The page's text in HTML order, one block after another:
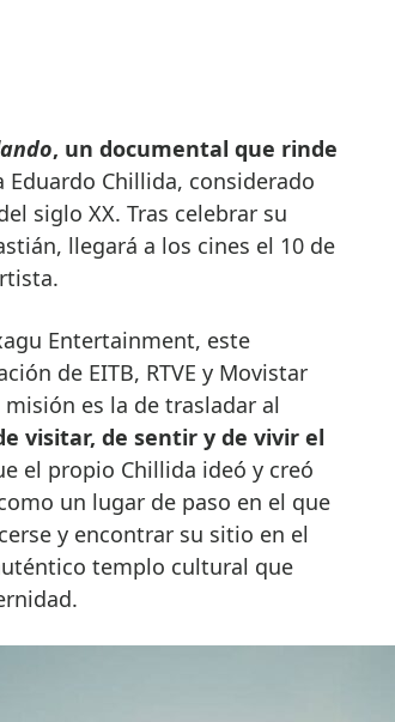
, un documental que rinde
Eduardo Chillida, considerado
siglo XX. Tras celebrar su
llegará a los cines el 10 de
Entertainment, este
de EITB, RTVE y Movistar
es la de trasladar al
visitar, de sentir y de vivir el
el propio Chillida ideó y creó
un lugar de paso en el que
y encontrar su sitio en el
templo cultural que